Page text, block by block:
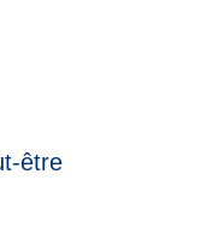
être